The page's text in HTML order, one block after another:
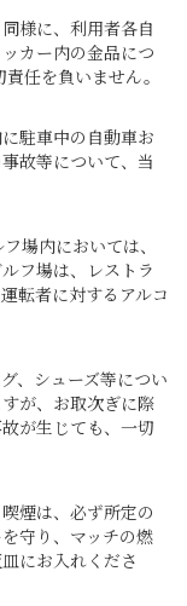
様に、利用者各自
カー内の金品につ
任を負いません。
駐車中の自動車お
故等について、当
場内においては、
フ場は、レストラ
転者に対するアルコ
、シューズ等につい
が、お取次ぎに際
が生じても、一切
煙は、必ず所定の
守り、マッチの燃
にお入れくださ